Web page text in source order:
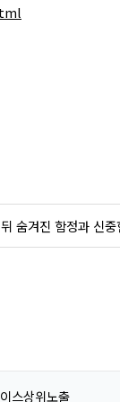
숨겨진 함정과 신
스상위노출